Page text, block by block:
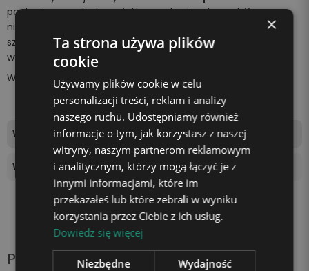
postaci prezentu to wyjątkowa okazja, aby zrobić
niespodziankę bliskiej osobie. Z pewnością wywołasz
szeroki uśmiech na jej twarzy i sprawisz, że poczuje się
wyjątkowo.
Wszystko za sprawą unikalnej lampki marki Plexido!
Wymiary tablicy świetlnej 16x14,5cm
Wysokość podstawki 4 cm
Produkty z tej samej kategorii
×
Ta strona używa plików
cookie
Używamy plików cookie w celu
personalizacji treści, reklam i analizy
naszego ruchu. Udostępniamy również
informacje o tym, jak korzystasz z naszej
witryny, naszym partnerom reklamowym
i analitycznym, którzy mogą łączyć je z
innymi informacjami, które im
przekazałeś lub które zebrali w wyniku
korzystania przez Ciebie z ich usług.
Dowiedz się więcej
Niezbędne Wydajność